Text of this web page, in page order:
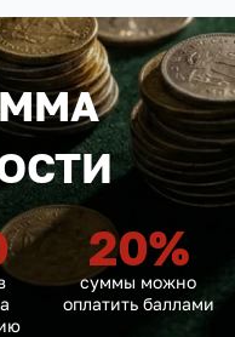
20%
суммы можно
оплатить баллами